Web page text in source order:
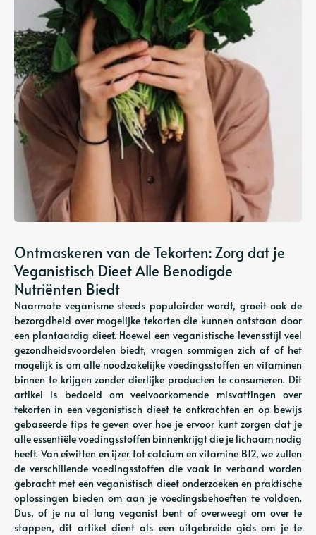
Ontmaskeren van de Tekorten: Zorg dat je
Veganistisch Dieet Alle Benodigde
Nutriënten Biedt
Naarmate veganisme steeds populairder wordt, groeit ook de
bezorgdheid over mogelijke tekorten die kunnen ontstaan ​​door
een plantaardig dieet. Hoewel een veganistische levensstijl veel
gezondheidsvoordelen biedt, vragen sommigen zich af of het
mogelijk is om alle noodzakelijke voedingsstoffen en vitaminen
binnen te krijgen zonder dierlijke producten te consumeren. Dit
artikel is bedoeld om veelvoorkomende misvattingen over
tekorten in een veganistisch dieet te ontkrachten en op bewijs
gebaseerde tips te geven over hoe je ervoor kunt zorgen dat je
alle essentiële voedingsstoffen binnenkrijgt die je lichaam nodig
heeft. Van eiwitten en ijzer tot calcium en vitamine B12, we zullen
de verschillende voedingsstoffen die vaak in verband worden
gebracht met een veganistisch dieet onderzoeken en praktische
oplossingen bieden om aan je voedingsbehoeften te voldoen.
Dus, of je nu al lang veganist bent of overweegt om over te
stappen, dit artikel dient als een uitgebreide gids om je te